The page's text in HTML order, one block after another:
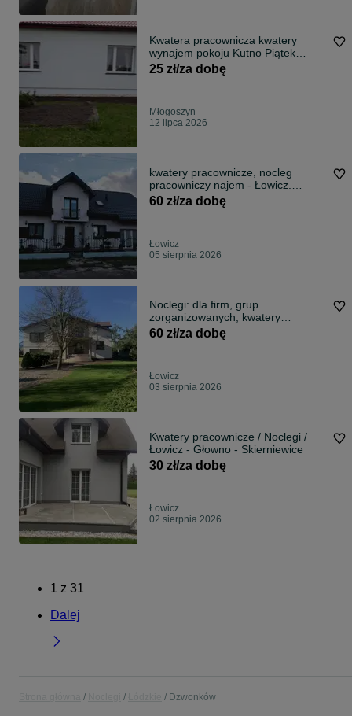
Kwatera pracownicza kwatery
wynajem pokoju Kutno Piątek
Łęczyca Strykow Zgierz Dąbrówka
A1 A2 noclegi dla pracowników
25 zł/za dobę
Młogoszyn
12 lipca 2026
kwatery pracownicze, nocleg
pracowniczy najem - Łowicz.
Dostępny od już
60 zł/za dobę
Łowicz
05 sierpnia 2026
Noclegi: dla firm, grup
zorganizowanych, kwatery
pracownicze - krótko i długo
60 zł/za dobę
Łowicz
03 sierpnia 2026
Kwatery pracownicze / Noclegi /
Łowicz - Głowno - Skierniewice
30 zł/za dobę
Łowicz
02 sierpnia 2026
1 z 31
Dalej
Dzwonków